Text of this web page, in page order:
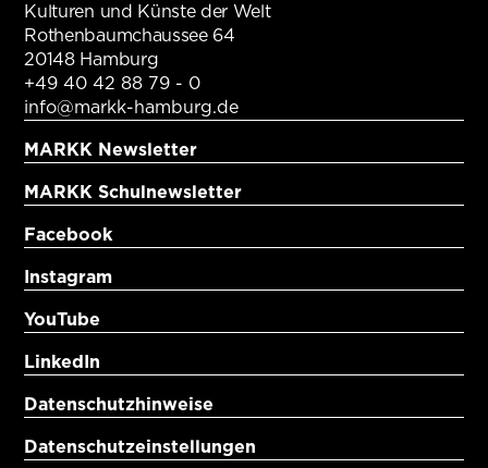
Kulturen und Künste der Welt
Rothenbaumchaussee 64
20148 Hamburg
+49 40 42 88 79 - 0
info@markk-hamburg.de
MARKK Newsletter
MARKK Schulnewsletter
Facebook
Instagram
YouTube
LinkedIn
Datenschutzhinweise
Datenschutzeinstellungen